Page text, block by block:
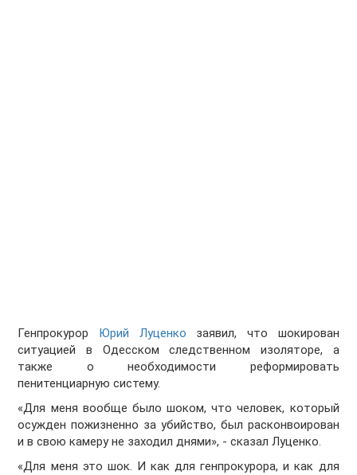
Генпрокурор Юрий Луценко заявил, что шокирован
ситуацией в Одесском следственном изоляторе, а
также о необходимости реформировать
пенитенциарную систему.
«Для меня вообще было шоком, что человек, который
осужден пожизненно за убийство, был расконвоирован
и в свою камеру не заходил днями», - сказал Луценко.
«Для меня это шок. И как для генпрокурора, и как для